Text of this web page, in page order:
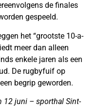
de finales
gespeeld.
het “grootste 10-a-
meer dan alleen
enkele jaren als een
De rugbyfuif op
begrip geworden.
12 juni – sporthal Sint-